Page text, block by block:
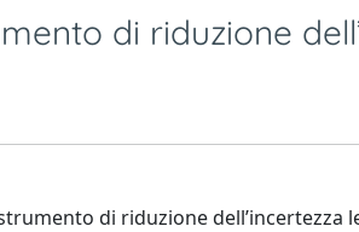
di riduzione
di riduzione dell’incertezza